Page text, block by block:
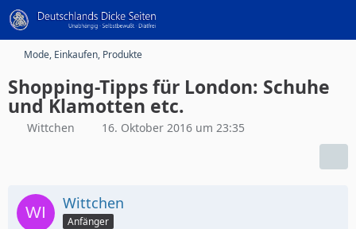
Mode, Einkaufen, Produkte
Shopping-Tipps für London: Schuhe
und Klamotten etc.
Wittchen 16. Oktober 2016 um 23:35
Wittchen
Anfänger